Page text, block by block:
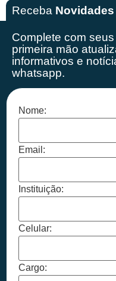
Receba Novidades
Complete com
primeira mão
informativos e
whatsapp.
Nome:
Email:
Instituição:
Celular:
Cargo: